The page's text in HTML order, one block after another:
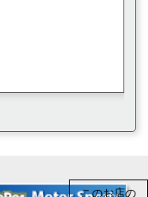
このお店の